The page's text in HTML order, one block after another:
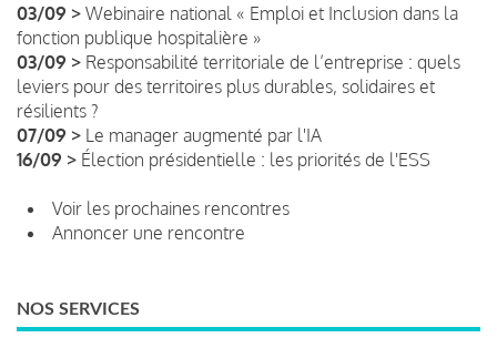
03/09 > Webinaire national « Emploi et Inclusion dans la
fonction publique hospitalière »
03/09 > Responsabilité territoriale de l’entreprise : quels
leviers pour des territoires plus durables, solidaires et
résilients ?
07/09 > Le manager augmenté par l'IA
16/09 > Élection présidentielle : les priorités de l'ESS
Voir les prochaines rencontres
Annoncer une rencontre
NOS SERVICES